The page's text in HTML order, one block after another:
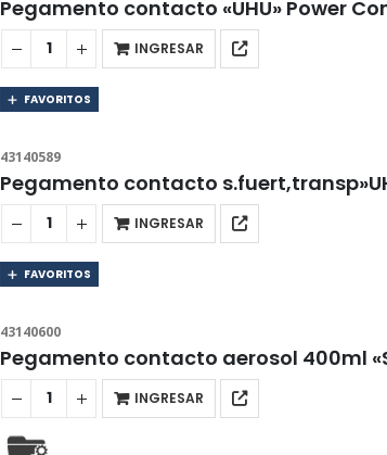
Pegamento contacto «UHU» Power
INGRESAR
FAVORITOS
43140589
Pegamento contacto
INGRESAR
FAVORITOS
43140600
Pegamento contacto aerosol 400ml
INGRESAR